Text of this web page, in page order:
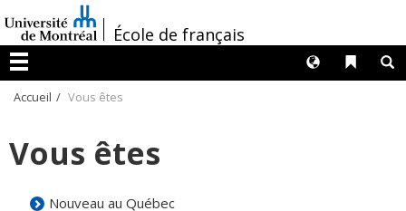
au
contenu
/École de français
Menu
Liens
Langues
Accueil Vous êtes
Vous êtes
Nouveau au Québec